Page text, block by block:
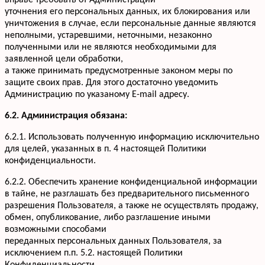
уточнения его персональных данных, их блокирования или
уничтожения в случае, если персональные данные являются
неполными, устаревшими, неточными, незаконно
полученными или не являются необходимыми для
заявленной цели обработки,
а также принимать предусмотренные законом меры по
защите своих прав. Для этого достаточно уведомить
Администрацию по указаному E-mail адресу.
6.2. Администрация обязана:
6.2.1. Использовать полученную информацию исключительно
для целей, указанных в п. 4 настоящей Политики
конфиденциальности.
6.2.2. Обеспечить хранение конфиденциальной информации
в тайне, не разглашать без предварительного письменного
разрешения Пользователя, а также не осуществлять продажу,
обмен, опубликование, либо разглашение иными
возможными способами
переданных персональных данных Пользователя, за
исключением п.п. 5.2. настоящей Политики